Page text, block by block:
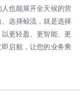
也能展开全天候的营
选择鲸流，就是选择
更轻盈、更智能、更
启航，让您的业务乘